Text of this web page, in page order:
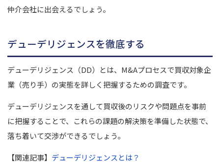
仲介会社に出会えるでしょう。
デューデリジェンスを徹底する
デューデリジェンス（DD）とは、M&Aプロセスで買収対象企
業（売り手）の実態を詳しく把握するための調査です。
デューデリジェンスを通して買収後のリスクや問題点を事前
に把握することで、これらの課題の解決策を準備した状態で、
落ち着いて交渉ができるでしょう。
【関連記事】 デューデリジェンスとは？